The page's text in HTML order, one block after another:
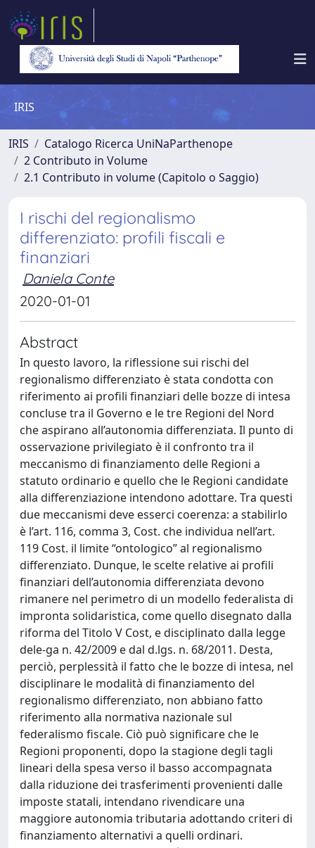
IRIS
IRIS
Catalogo Ricerca UniNaParthenope
2 Contributo in Volume
2.1 Contributo in volume (Capitolo o Saggio)
I rischi del regionalismo
differenziato: profili fiscali e
finanziari
Daniela Conte
2020-01-01
Abstract
In questo lavoro, la riflessione sui rischi del
regionalismo differenziato è stata condotta con
riferimento ai profili finanziari delle bozze di intesa
concluse tra il Governo e le tre Regioni del Nord
che aspirano all’autonomia differenziata. Il punto di
osservazione privilegiato è il confronto tra il
meccanismo di finanziamento delle Regioni a
statuto ordinario e quello che le Regioni candidate
alla differenziazione intendono adottare. Tra questi
due meccanismi deve esserci coerenza: a stabilirlo
è l’art. 116, comma 3, Cost. che individua nell’art.
119 Cost. il limite “ontologico” al regionalismo
differenziato. Dunque, le scelte relative ai profili
finanziari dell’autonomia differenziata devono
rimanere nel perimetro di un modello federalista di
impronta solidaristica, come quello disegnato dalla
riforma del Titolo V Cost, e disciplinato dalla legge
dele-ga n. 42/2009 e dal d.lgs. n. 68/2011. Desta,
perciò, perplessità il fatto che le bozze di intesa, nel
disciplinare le modalità di finanziamento del
regionalismo differenziato, non abbiano fatto
riferimento alla normativa nazionale sul
federalismo fiscale. Ciò può significare che le
Regioni proponenti, dopo la stagione degli tagli
lineari della spesa verso il basso accompagnata
dalla riduzione dei trasferimenti provenienti dalle
imposte statali, intendano rivendicare una
maggiore autonomia tributaria adottando criteri di
finanziamento alternativi a quelli ordinari.